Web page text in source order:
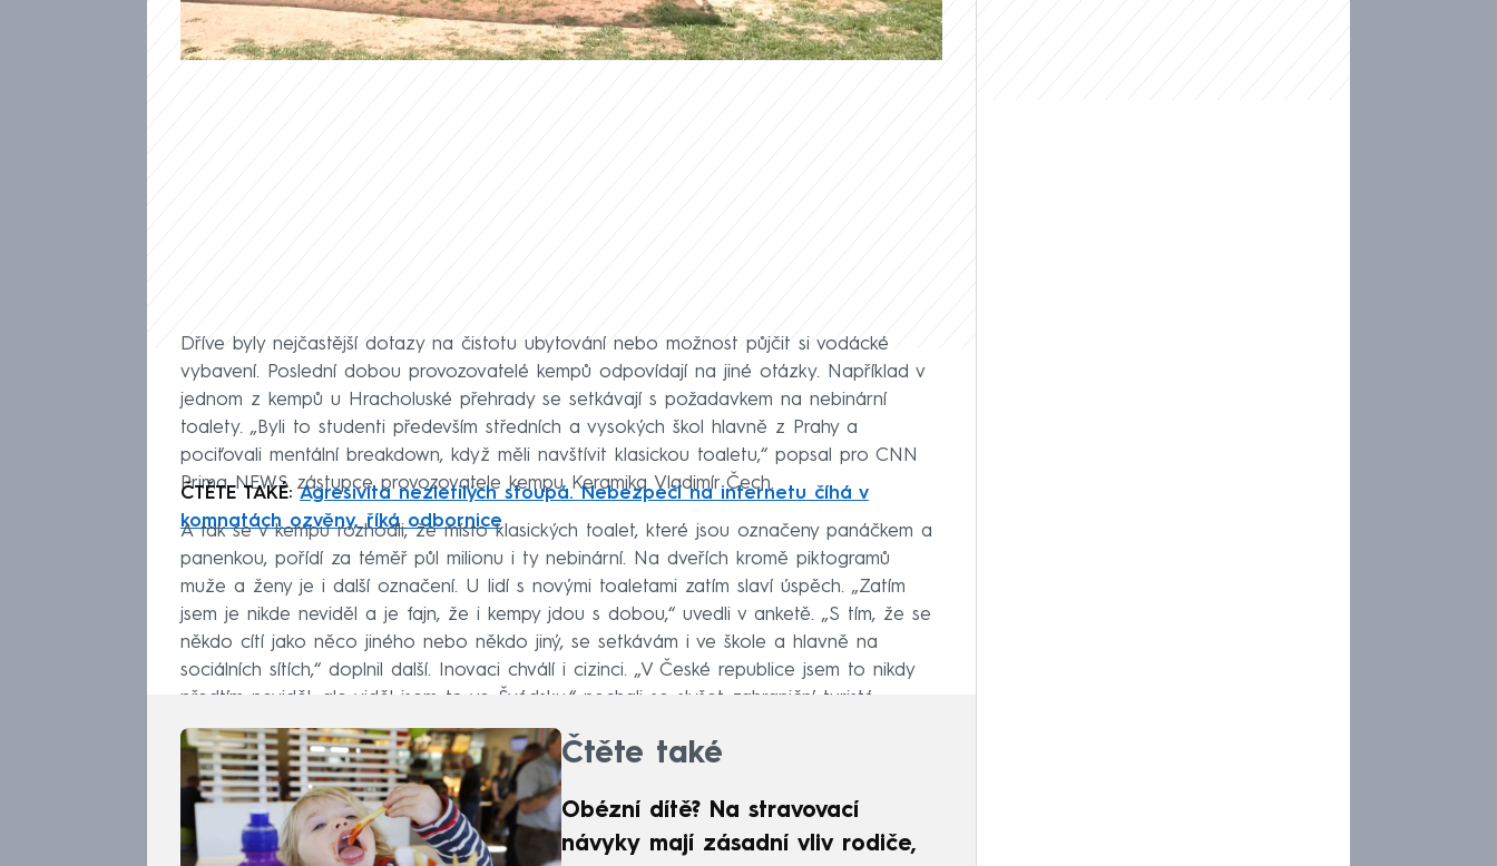
Dříve byly nejčastější dotazy na čistotu ubytování nebo možnost půjčit si vodácké
vybavení. Poslední dobou provozovatelé kempů odpovídají na jiné otázky. Například v
jednom z kempů u Hracholuské přehrady se setkávají s požadavkem na nebinární
toalety. „Byli to studenti především středních a vysokých škol hlavně z Prahy a
pociťovali mentální breakdown, když měli navštívit klasickou toaletu,“ popsal pro CNN
Prima NEWS zástupce provozovatele kempu Keramika Vladimír Čech.
ČTĚTE TAKÉ:Agresivita nezletilých stoupá. Nebezpečí na internetu číhá v
komnatách ozvěny, říká odbornice
A tak se v kempu rozhodli, že místo klasických toalet, které jsou označeny panáčkem a
panenkou, pořídí za téměř půl milionu i ty nebinární. Na dveřích kromě piktogramů
muže a ženy je i další označení. U lidí s novými toaletami zatím slaví úspěch. „Zatím
jsem je nikde neviděl a je fajn, že i kempy jdou s dobou,“ uvedli v anketě. „S tím, že se
někdo cítí jako něco jiného nebo někdo jiný, se setkávám i ve škole a hlavně na
sociálních sítích,“ doplnil další. Inovaci chválí i cizinci. „V České republice jsem to nikdy
předtím neviděl, ale viděl jsem to ve Švédsku,“ nechali se slyšet zahraniční turisté.
Čtěte také
Obézní dítě? Na stravovací
návyky mají zásadní vliv rodiče,